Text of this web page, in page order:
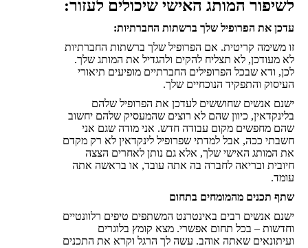
לשיפור המותג האישי שיכולים לעזור:
עדכן את הפרופיל שלך ברשתות החברתיות:
זו משימה קריטית. אם הפרופיל שלך ברשתות החברתיות
לא מעודכן, לא תצליח להקים ולהגדיל את המותג שלך.
לכן, ודא שבכל הפרופילים החברתיים מופיעים תיאורי
העיסוק והתפקיד הנוכחיים שלך.
ישנם אנשים שחוששים לעדכן את הפרופיל שלהם
בלינקדאין, כיוון שהם לא רוצים שהמעסיק שלהם יחשוב
שהם מחפשים מקום עבודה חדש. אני מודה שגם אני
חשבתי ככה, אבל למדתי שפרופיל לינקדאין לא רק מקדם
את המותג האישי שלך, אלא גם נותן לאחרים הצצה
חיובית ובריאה לחברה בה אתה עובד, או בראשה אתה
עומד.
שתף תכנים מהמומחים בתחום
ישנם אנשים רבים באינטרנט המשתפים טיפים רלוונטיים
וחדשות – בכל תחום אפשרי. מצא קומץ בלוגרים
ועיתונאים שאתה אוהב. עשה לך הרגל וקרא את התכנים